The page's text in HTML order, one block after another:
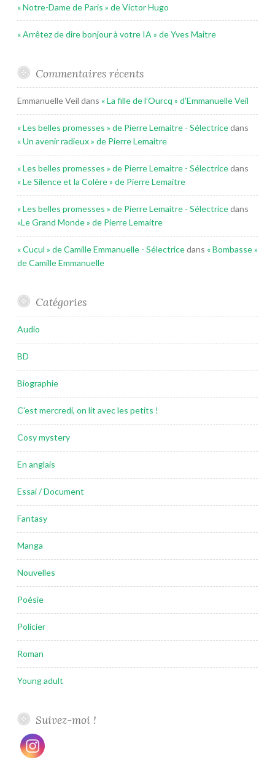
« Notre-Dame de Paris » de Victor Hugo
« Arrêtez de dire bonjour à votre IA » de Yves Maitre
Commentaires récents
Emmanuelle Veil dans « La fille de l’Ourcq » d’Emmanuelle Veil
« Les belles promesses » de Pierre Lemaitre - Sélectricedans
« Un avenir radieux » de Pierre Lemaitre
« Les belles promesses » de Pierre Lemaitre - Sélectricedans
« Le Silence et la Colère » de Pierre Lemaitre
« Les belles promesses » de Pierre Lemaitre - Sélectricedans
«Le Grand Monde » de Pierre Lemaitre
« Cucul » de Camille Emmanuelle - Sélectricedans « Bombasse »
de Camille Emmanuelle
Catégories
Audio
BD
Biographie
C'est mercredi, on lit avec les petits !
Cosy mystery
En anglais
Essai / Document
Fantasy
Manga
Nouvelles
Poésie
Policier
Roman
Young adult
Suivez-moi !